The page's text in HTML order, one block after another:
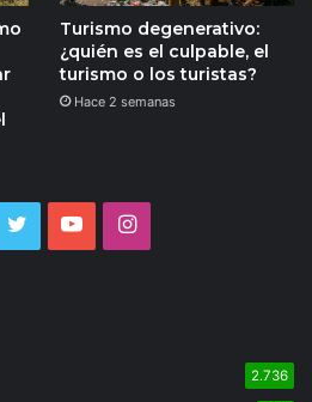
Turismo degenerativo:
¿quién es el culpable, el
turismo o los turistas?
Hace 2 semanas
TwitterYouTubeInstagram
2.736